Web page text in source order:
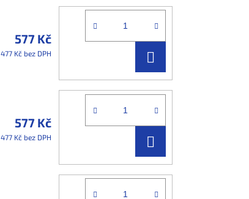
577 Kč
477 Kč bez DPH
KOŠÍKU
577 Kč
477 Kč bez DPH
KOŠÍKU